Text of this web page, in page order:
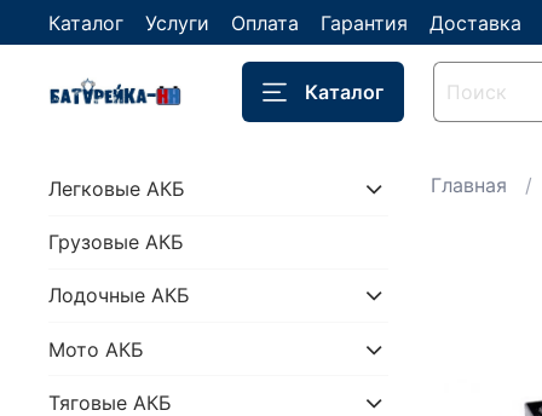
Каталог Услуги Оплата Гарантия Доставка
Каталог
Главная
Легковые АКБ
Грузовые АКБ
Лодочные АКБ
Мото АКБ
Тяговые АКБ